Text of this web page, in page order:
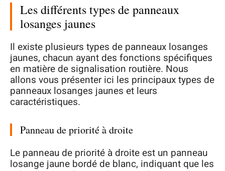
Les différents types de panneaux
losanges jaunes
Il existe plusieurs types de panneaux losanges
jaunes, chacun ayant des fonctions spécifiques
en matière de signalisation routière. Nous
allons vous présenter ici les principaux types de
panneaux losanges jaunes et leurs
caractéristiques.
Panneau de priorité à droite
Le panneau de priorité à droite est un panneau
losange jaune bordé de blanc, indiquant que les